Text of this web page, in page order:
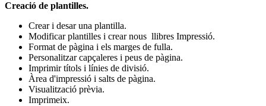
Creació de plantilles.
Crear i desar una plantilla.
Modificar plantilles i crear nous llibres Impressió.
Format de pàgina i els marges de fulla.
Personalitzar capçaleres i peus de pàgina.
Imprimir títols i línies de divisió.
Àrea d'impressió i salts de pàgina.
Visualització prèvia.
Imprimeix.